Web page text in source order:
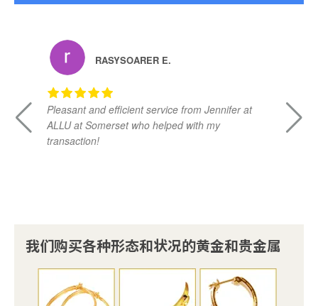
Pleasant and efficient service from Jennifer at
ALLU at Somerset who helped with my
transaction!
RASYSOARER E.
我们购买各种形态和状况的黄金和贵金属